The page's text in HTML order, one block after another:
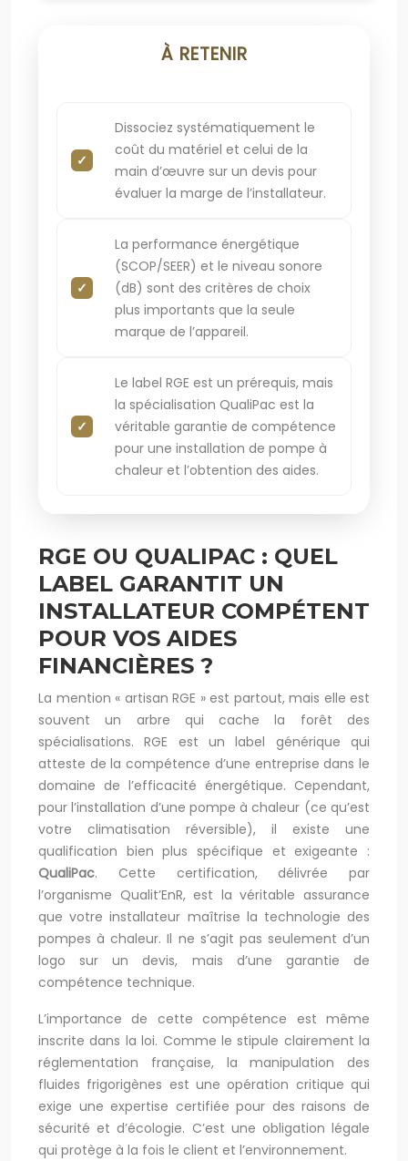
À RETENIR
Dissociez systématiquement le
coût du matériel et celui de la
main d’œuvre sur un devis pour
évaluer la marge de l’installateur.
La performance énergétique
(SCOP/SEER) et le niveau sonore
(dB) sont des critères de choix
plus importants que la seule
marque de l’appareil.
Le label RGE est un prérequis, mais
la spécialisation QualiPac est la
véritable garantie de compétence
pour une installation de pompe à
chaleur et l’obtention des aides.
RGE OU QUALIPAC : QUEL
LABEL GARANTIT UN
INSTALLATEUR COMPÉTENT
POUR VOS AIDES
FINANCIÈRES ?
La mention « artisan RGE » est partout, mais elle est
souvent un arbre qui cache la forêt des
spécialisations. RGE est un label générique qui
atteste de la compétence d’une entreprise dans le
domaine de l’efficacité énergétique. Cependant,
pour l’installation d’une pompe à chaleur (ce qu’est
votre climatisation réversible), il existe une
qualification bien plus spécifique et exigeante :
QualiPac. Cette certification, délivrée par
l’organisme Qualit’EnR, est la véritable assurance
que votre installateur maîtrise la technologie des
pompes à chaleur. Il ne s’agit pas seulement d’un
logo sur un devis, mais d’une garantie de
compétence technique.
L’importance de cette compétence est même
inscrite dans la loi. Comme le stipule clairement la
réglementation française, la manipulation des
fluides frigorigènes est une opération critique qui
exige une expertise certifiée pour des raisons de
sécurité et d’écologie. C’est une obligation légale
qui protège à la fois le client et l’environnement.